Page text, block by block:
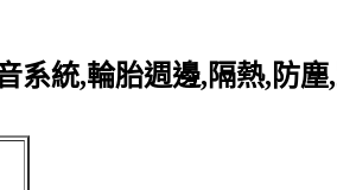
系統,輪胎週邊,隔熱,防